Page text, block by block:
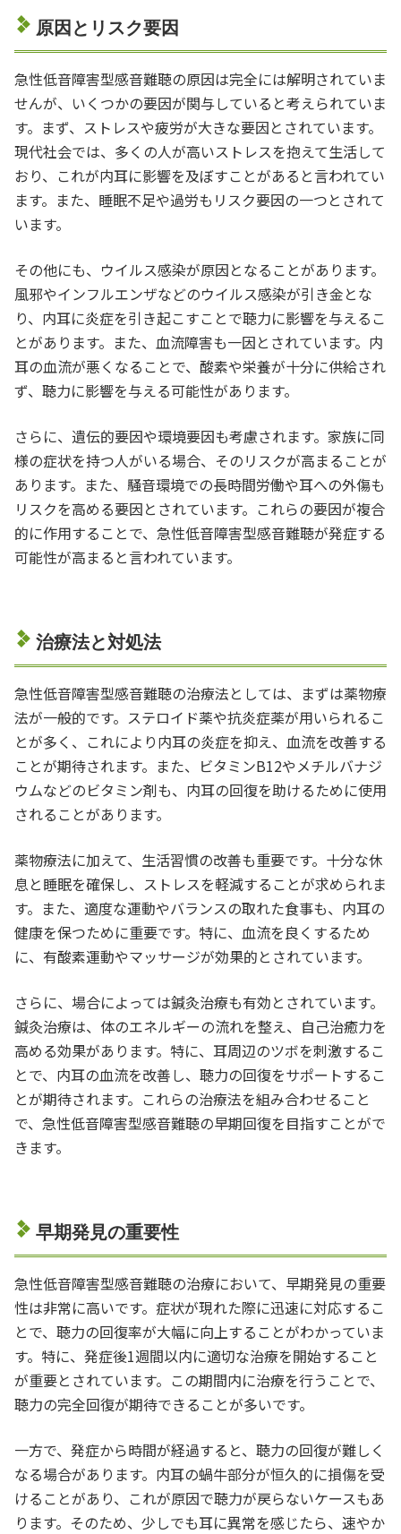
原因とリスク要因
急性低音障害型感音難聴の原因は完全には解明されていま
せんが、いくつかの要因が関与していると考えられていま
す。まず、ストレスや疲労が大きな要因とされています。
現代社会では、多くの人が高いストレスを抱えて生活して
おり、これが内耳に影響を及ぼすことがあると言われてい
ます。また、睡眠不足や過労もリスク要因の一つとされて
います。
その他にも、ウイルス感染が原因となることがあります。
風邪やインフルエンザなどのウイルス感染が引き金とな
り、内耳に炎症を引き起こすことで聴力に影響を与えるこ
とがあります。また、血流障害も一因とされています。内
耳の血流が悪くなることで、酸素や栄養が十分に供給され
ず、聴力に影響を与える可能性があります。
さらに、遺伝的要因や環境要因も考慮されます。家族に同
様の症状を持つ人がいる場合、そのリスクが高まることが
あります。また、騒音環境での長時間労働や耳への外傷も
リスクを高める要因とされています。これらの要因が複合
的に作用することで、急性低音障害型感音難聴が発症する
可能性が高まると言われています。
治療法と対処法
急性低音障害型感音難聴の治療法としては、まずは薬物療
法が一般的です。ステロイド薬や抗炎症薬が用いられるこ
とが多く、これにより内耳の炎症を抑え、血流を改善する
ことが期待されます。また、ビタミンB12やメチルバナジ
ウムなどのビタミン剤も、内耳の回復を助けるために使用
されることがあります。
薬物療法に加えて、生活習慣の改善も重要です。十分な休
息と睡眠を確保し、ストレスを軽減することが求められま
す。また、適度な運動やバランスの取れた食事も、内耳の
健康を保つために重要です。特に、血流を良くするため
に、有酸素運動やマッサージが効果的とされています。
さらに、場合によっては鍼灸治療も有効とされています。
鍼灸治療は、体のエネルギーの流れを整え、自己治癒力を
高める効果があります。特に、耳周辺のツボを刺激するこ
とで、内耳の血流を改善し、聴力の回復をサポートするこ
とが期待されます。これらの治療法を組み合わせること
で、急性低音障害型感音難聴の早期回復を目指すことがで
きます。
早期発見の重要性
急性低音障害型感音難聴の治療において、早期発見の重要
性は非常に高いです。症状が現れた際に迅速に対応するこ
とで、聴力の回復率が大幅に向上することがわかっていま
す。特に、発症後1週間以内に適切な治療を開始すること
が重要とされています。この期間内に治療を行うことで、
聴力の完全回復が期待できることが多いです。
一方で、発症から時間が経過すると、聴力の回復が難しく
なる場合があります。内耳の蝸牛部分が恒久的に損傷を受
けることがあり、これが原因で聴力が戻らないケースもあ
ります。そのため、少しでも耳に異常を感じたら、速やか